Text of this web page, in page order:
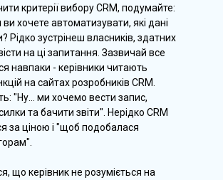
критерії вибору CRM, подумайте:
ви хочете автоматизувати, які дані
Рідко зустрінеш власників, здатних
на ці запитання. Зазвичай все
навпаки - керівники читають
на сайтах розробників CRM.
"Ну... ми хочемо вести запис,
та бачити звіти". Нерідко CRM
за ціною і "щоб подобалася
що керівник не розуміється на